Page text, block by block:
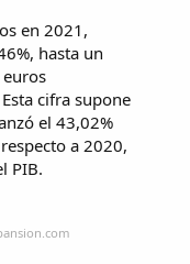
en 2021,
hasta un
cifra supone
el 43,02%
a 2020,
PIB.